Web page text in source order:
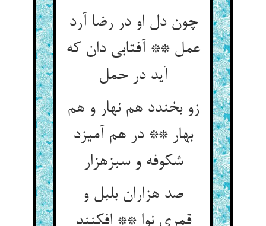
چون دل او در رضا آرد
عمل ** آفتابی دان که
آید در حمل‏
زو بخندد هم نهار و هم
بهار ** در هم آمیزد
شکوفه و سبزه‏زار
صد هزاران بلبل و
قمری نوا ** افکنند